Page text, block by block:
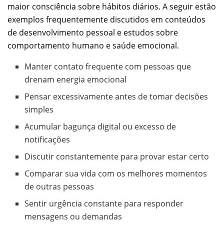
maior consciência sobre hábitos diários. A seguir estão
exemplos frequentemente discutidos em conteúdos
de desenvolvimento pessoal e estudos sobre
comportamento humano e saúde emocional.
Manter contato frequente com pessoas que
drenam energia emocional
Pensar excessivamente antes de tomar decisões
simples
Acumular bagunça digital ou excesso de
notificações
Discutir constantemente para provar estar certo
Comparar sua vida com os melhores momentos
de outras pessoas
Sentir urgência constante para responder
mensagens ou demandas